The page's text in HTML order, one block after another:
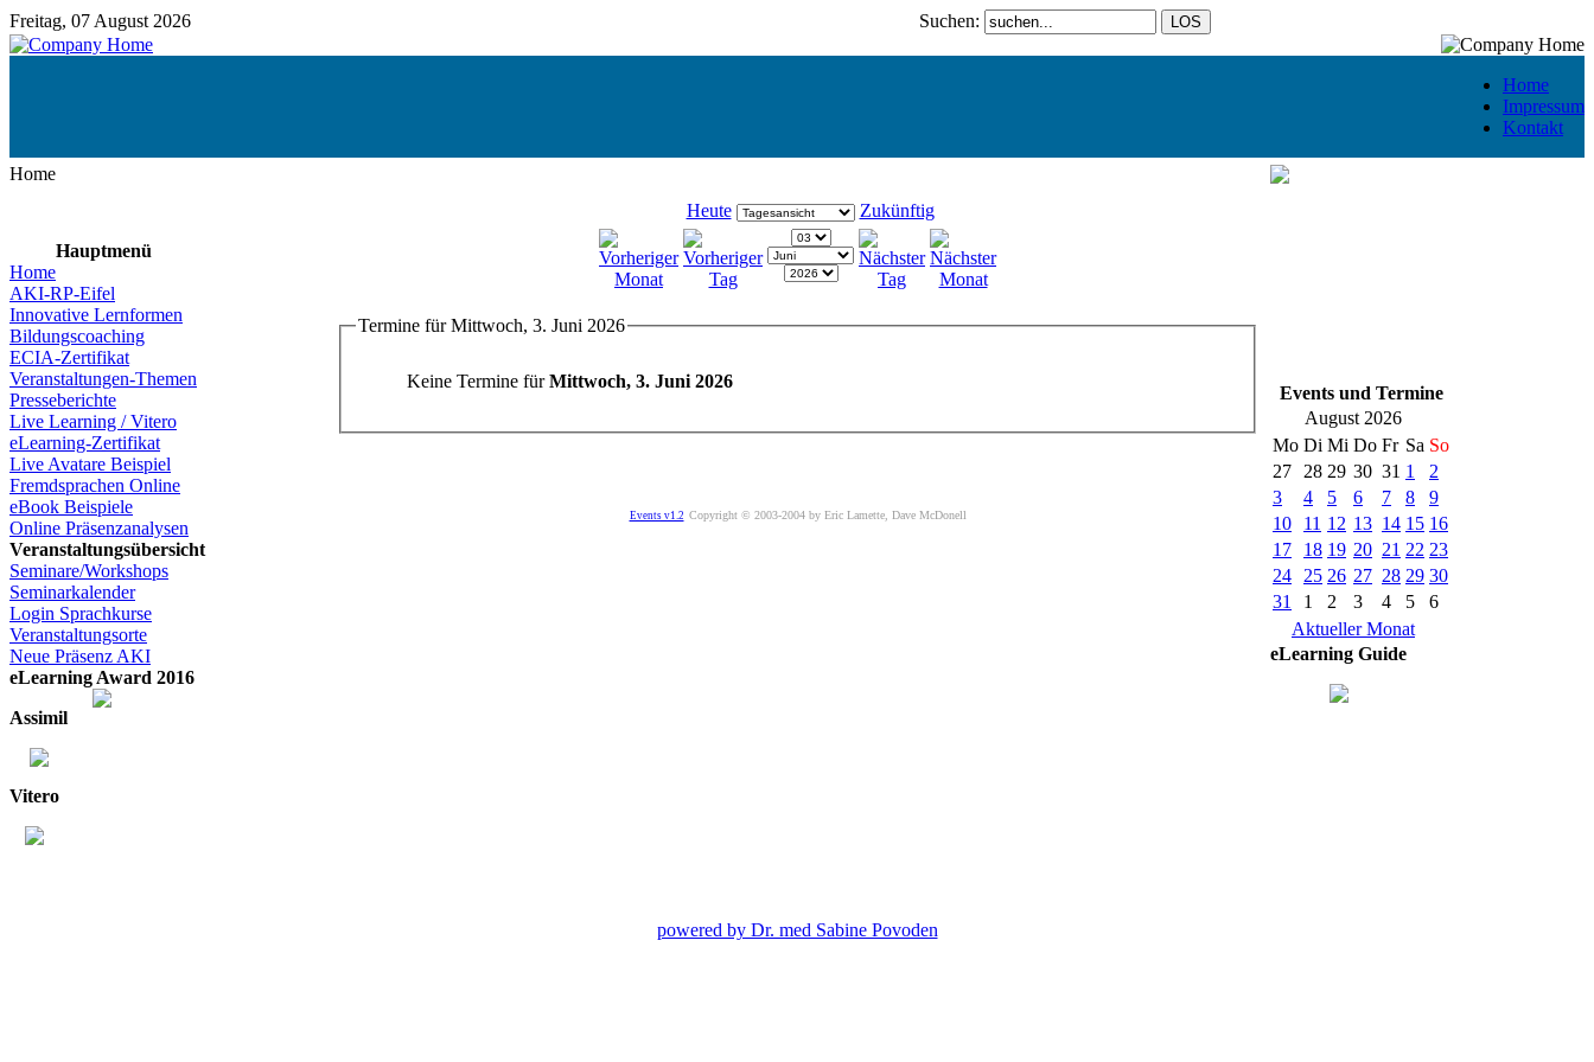
Freitag, 07 August 2026 Suchen:
Home
Impressum
Kontakt
Home
Hauptmenü
Home
AKI-RP-Eifel
Innovative Lernformen
Bildungscoaching
ECIA-Zertifikat
Veranstaltungen-Themen
Presseberichte
Live Learning / Vitero
eLearning-Zertifikat
Live Avatare Beispiel
Fremdsprachen Online
eBook Beispiele
Online Präsenzanalysen
Veranstaltungsübersicht
Seminare/Workshops
Seminarkalender
Login Sprachkurse
Veranstaltungsorte
Neue Präsenz AKI
eLearning Award 2016
Assimil
Vitero
Heute Zukünftig
Termine für Mittwoch, 3. Juni 2026
Keine Termine fürMittwoch, 3. Juni 2026
Events v1.2 Copyright © 2003-2004 by Eric Lamette, Dave McDonell
Events und Termine
August 2026
Mo Di Mi Do Fr Sa So
27
28 29 30 31 1
2
3
4 5 6 7 8
9
10
11 12 13 14 15 16
17
18 19 20 21 22 23
24
25 26 27 28 29 30
31
1 2 3 4 5
6
Aktueller Monat
eLearning Guide
powered by Dr. med Sabine Povoden